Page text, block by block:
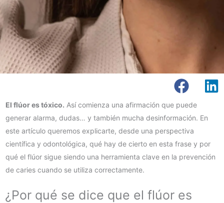
El flúor es tóxico. Así comienza una afirmación que puede
generar alarma, dudas… y también mucha desinformación. En
este artículo queremos explicarte, desde una perspectiva
científica y odontológica, qué hay de cierto en esta frase y por
qué el flúor sigue siendo una herramienta clave en la prevención
de caries cuando se utiliza correctamente.
¿Por qué se dice que el flúor es